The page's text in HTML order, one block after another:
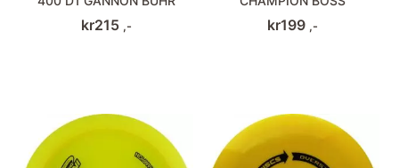
kr215 ,- kr199 ,-